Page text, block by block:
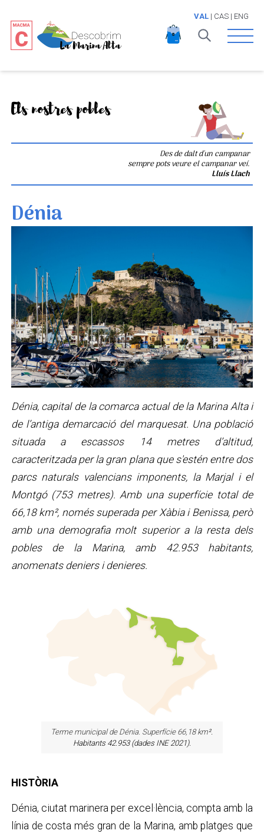
VAL| CAS| ENG
Open
Els nostres pobles
Des de dalt d'un campanar
sempre pots veure el campanar veí.
Lluís Llach
Dénia
Dénia, capital de la comarca actual de la Marina Alta i
de l’antiga demarcació del marquesat. Una població
situada a escassos 14 metres d’altitud,
caracteritzada per la gran plana que s'estén entre dos
parcs naturals valencians imponents, la Marjal i el
Montgó (753 metres). Amb una superfície total de
66,18 km², només superada per Xàbia i Benissa, però
amb una demografia molt superior a la resta dels
pobles de la Marina, amb 42.953 habitants,
anomenats deniers i denieres.
Terme municipal de Dénia. Superfície 66,18 km².
Habitants 42.953 (dades INE 2021).
HISTÒRIA
Dénia, ciutat marinera per excel·lència, compta amb la
línia de costa més gran de la Marina, amb platges que